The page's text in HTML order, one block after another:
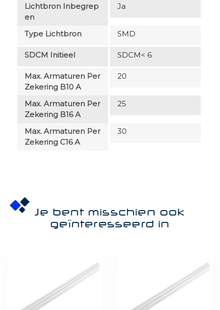
Lichtbron Inbegrep
En
Ja
Type Lichtbron SMD
SDCM Initieel SDCM< 6
Max. Armaturen Per
Zekering B10 A
20
Max. Armaturen Per
Zekering B16 A
25
Max. Armaturen Per
Zekering C16 A
30
Je bent misschien ook
geïnteresseerd in